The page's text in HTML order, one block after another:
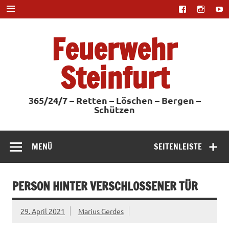
Zum
Inhalt
springen
Feuerwehr
Steinfurt
365/24/7 – Retten – Löschen – Bergen –
Schützen
SEITENLEISTE
MENÜ
PERSON HINTER VERSCHLOSSENER TÜR
29. April 2021 Marius Gerdes